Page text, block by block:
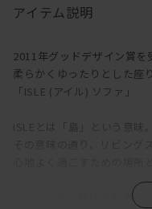
アイテム説明
2011年グッドデザイン賞を
柔らかくゆったりとした座
「ISLE (アイル) ソファ」
アーム、背、座はそれぞれ